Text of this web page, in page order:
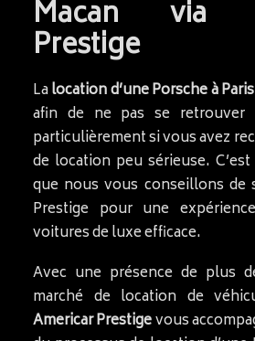
Macan via
Prestige
Lalocation d’une Porsche à Paris
afin de ne pas se retrouver
particulièrement si vous avez
de location peu sérieuse.
que nous vous conseillons de
Prestige pour une
voitures de luxe efficace.
Avec une présence de plus
marché de location de
Americar Prestigevous